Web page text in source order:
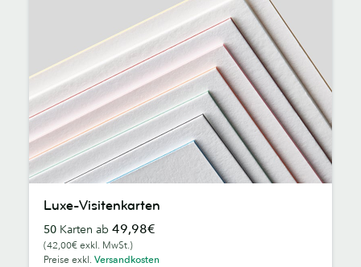
Visitenkarten
Luxe-Visitenkarten
50 Karten ab 49,98€
(42,00€ exkl. MwSt.)
Preise exkl. Versandkosten